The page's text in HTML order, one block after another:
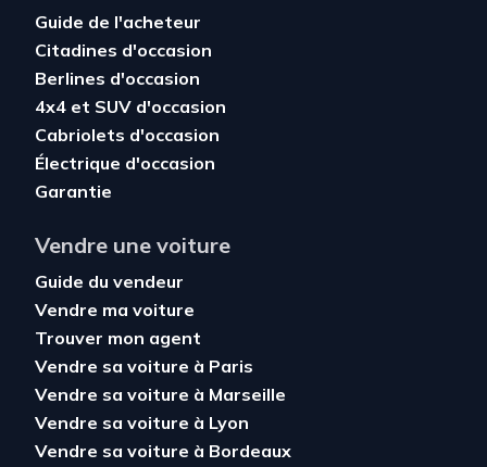
Guide de l'acheteur
Citadines d'occasion
Berlines d'occasion
4x4 et SUV d'occasion
Cabriolets d'occasion
Électrique d'occasion
Garantie
Vendre une voiture
Guide du vendeur
Vendre ma voiture
Trouver mon agent
Vendre sa voiture à Paris
Vendre sa voiture à Marseille
Vendre sa voiture à Lyon
Vendre sa voiture à Bordeaux